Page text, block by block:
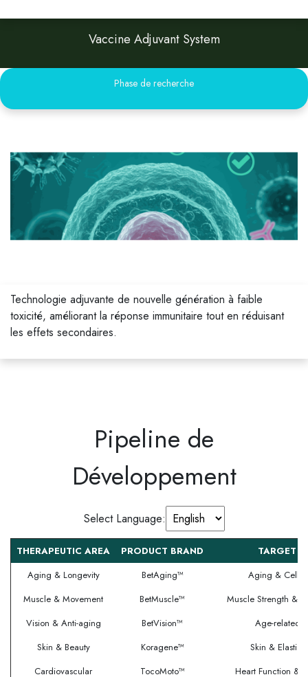
Vaccine Adjuvant System
Phase de recherche
Technologie adjuvante de nouvelle génération à faible
toxicité, améliorant la réponse immunitaire tout en réduisant
les effets secondaires.
Pipeline de
Développement
Select Language:
THERAPEUTIC AREA​ PRODUCT BRAND
TARGET
Aging & Longevity
BetAging™
Aging &
Muscle & Movement
BetMuscle™
Muscle Strength &
Vision & Anti-aging
BetVision™
Age-related
Skin & Beauty
Koragene™
Skin &
Cardiovascular
TocoMoto™ Heart Function &